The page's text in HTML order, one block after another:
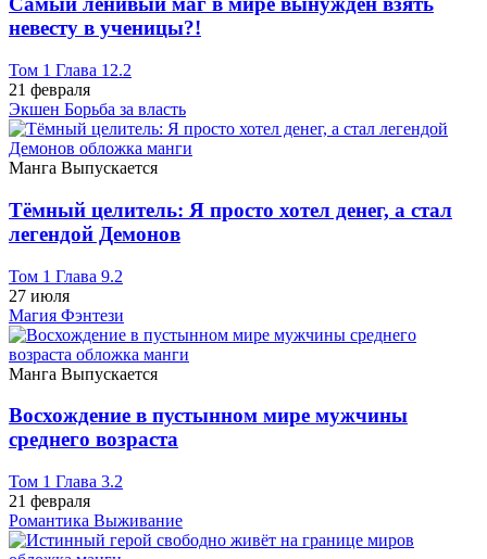
невесту в ученицы?!
Том 1 Глава 12.2
21 февраля
Экшен Борьба за власть
Манга Выпускается
Тёмный целитель: Я просто хотел денег, а стал
легендой Демонов
Том 1 Глава 9.2
27 июля
Магия Фэнтези
Манга Выпускается
Восхождение в пустынном мире мужчины
среднего возраста
Том 1 Глава 3.2
21 февраля
Романтика Выживание